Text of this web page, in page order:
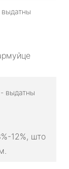
12%, што